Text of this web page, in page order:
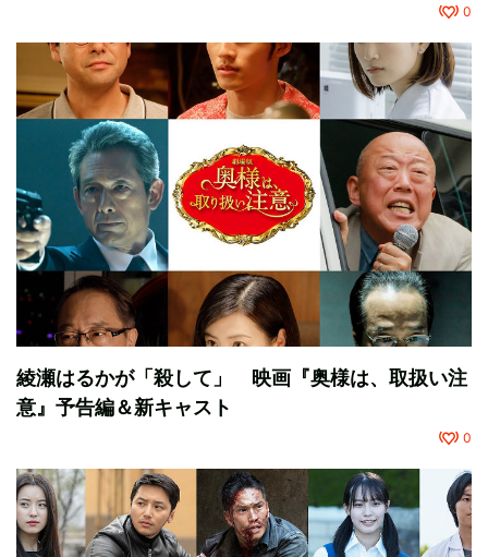
0
綾瀬はるかが「殺して」 映画『奥様は、取扱い注
意』予告編＆新キャスト
0